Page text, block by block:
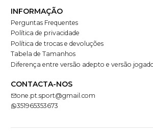
INFORMAÇÃO
Perguntas Frequentes
Política de privacidade
Política de trocas e devoluções
Tabela de Tamanhos
Diferença entre versão adepto e versão
CONTACTA-NOS
one.pt.sport@gmail.com
351965353673